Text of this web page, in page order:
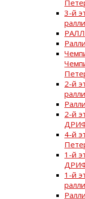
3-й
2-й
2-й
4-й
1-й
1-й